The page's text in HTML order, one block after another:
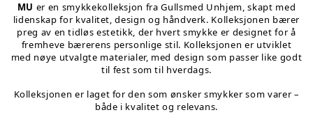
MU er en smykkekolleksjon fra Gullsmed Unhjem, skapt med
lidenskap for kvalitet, design og håndverk. Kolleksjonen bærer
preg av en tidløs estetikk, der hvert smykke er designet for å
fremheve bærerens personlige stil. Kolleksjonen er utviklet
med nøye utvalgte materialer, med design som passer like godt
til fest som til hverdags.
Kolleksjonen er laget for den som ønsker smykker som varer –
både i kvalitet og relevans.